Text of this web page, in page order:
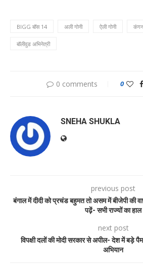
BIGG बॉस 14 अली गोनी ऐली गोनी
बॉलीवुड अभिनेत्री
0 comments 0
SNEHA SHUKLA
previous post
बंगाल में दीदी को प्रचंड बहुमत तो असम में बीजेपी की
पढ़ें- सभी राज्यों का हाल
next post
विपक्षी दलों की मोदी सरकार से अपील- देश में बड़े
अभियान